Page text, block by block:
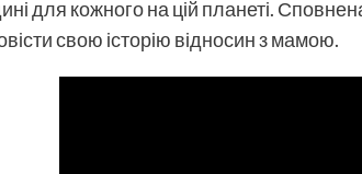
для кожного на цій планеті.
свою історію відносин з мамою.